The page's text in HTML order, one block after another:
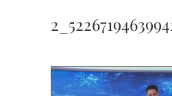
Видеоплеер